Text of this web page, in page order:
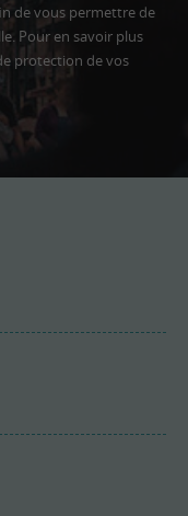
de vous permettre de
Pour en savoir plus
protection de vos